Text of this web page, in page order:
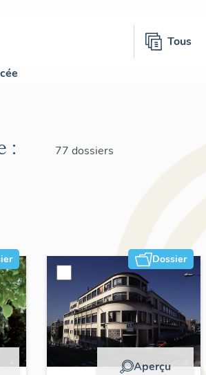
Tous
: 77 dossiers
Dossier
Aperçu